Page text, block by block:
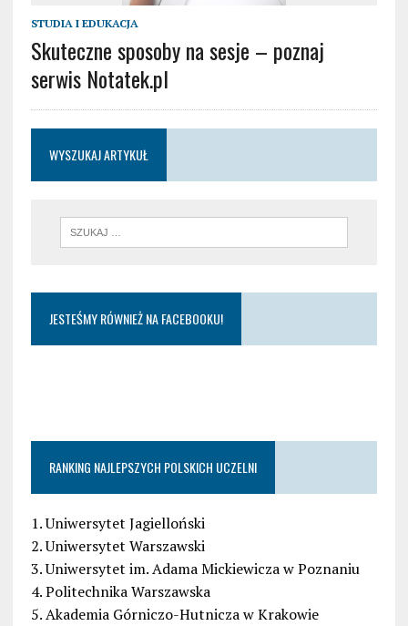
STUDIA I EDUKACJA
Skuteczne sposoby na sesje – poznaj
serwis Notatek.pl
WYSZUKAJ ARTYKUŁ
JESTEŚMY RÓWNIEŻ NA FACEBOOKU!
RANKING NAJLEPSZYCH POLSKICH UCZELNI
1. Uniwersytet Jagielloński
2. Uniwersytet Warszawski
3. Uniwersytet im. Adama Mickiewicza w Poznaniu
4. Politechnika Warszawska
5. Akademia Górniczo-Hutnicza w Krakowie